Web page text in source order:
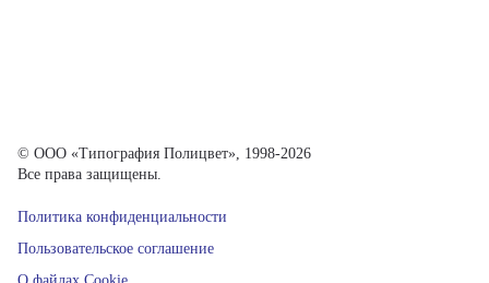
© ООО «Типография Полицвет», 1998-2026
Все права защищены.
Политика конфиденциальности
Пользовательское соглашение